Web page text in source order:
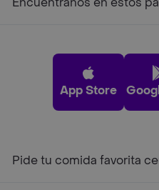
App Store
Pide tu comida favorita